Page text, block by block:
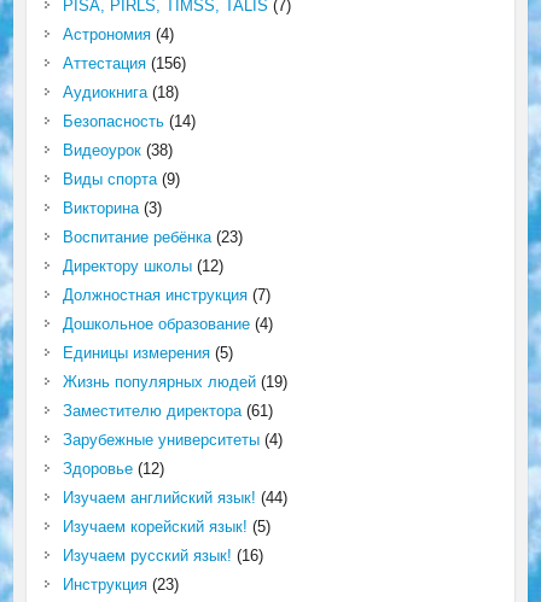
PISA, PIRLS, TIMSS, TALIS (7)
Астрономия(4)
Аттестация(156)
Аудиокнига(18)
Безопасность(14)
Видеоурок(38)
Виды спорта(9)
Викторина(3)
Воспитание ребёнка(23)
Директору школы(12)
Должностная инструкция(7)
Дошкольное образование(4)
Единицы измерения(5)
Жизнь популярных людей(19)
Заместителю директора(61)
Зарубежные университеты(4)
Здоровье(12)
Изучаем английский язык! (44)
Изучаем корейский язык! (5)
Изучаем русский язык! (16)
Инструкция(23)